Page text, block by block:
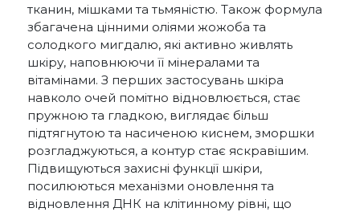
тканин, мішками та тьмяністю. Також формула
збагачена цінними оліями жожоба та
солодкого мигдалю, які активно живлять
шкіру, наповнюючи її мінералами та
вітамінами. З перших застосувань шкіра
навколо очей помітно відновлюється, стає
пружною та гладкою, виглядає більш
підтягнутою та насиченою киснем, зморшки
розгладжуються, а контур стає яскравішим.
Підвищуються захисні функції шкіри,
посилюються механізми оновлення та
відновлення ДНК на клітинному рівні, що